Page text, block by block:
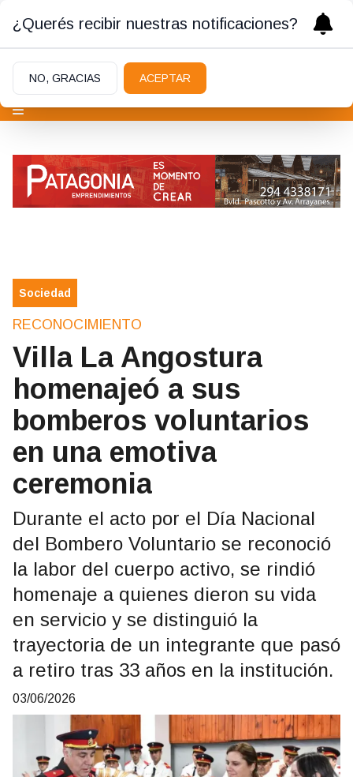
Sociedad
RECONOCIMIENTO
Villa La Angostura
homenajeó a sus
bomberos voluntarios
en una emotiva
ceremonia
Durante el acto por el Día Nacional
del Bombero Voluntario se reconoció
la labor del cuerpo activo, se rindió
homenaje a quienes dieron su vida
en servicio y se distinguió la
trayectoria de un integrante que pasó
a retiro tras 33 años en la institución.
03/06/2026
¿Querés recibir nuestras notificaciones?
NO, GRACIAS ACEPTAR